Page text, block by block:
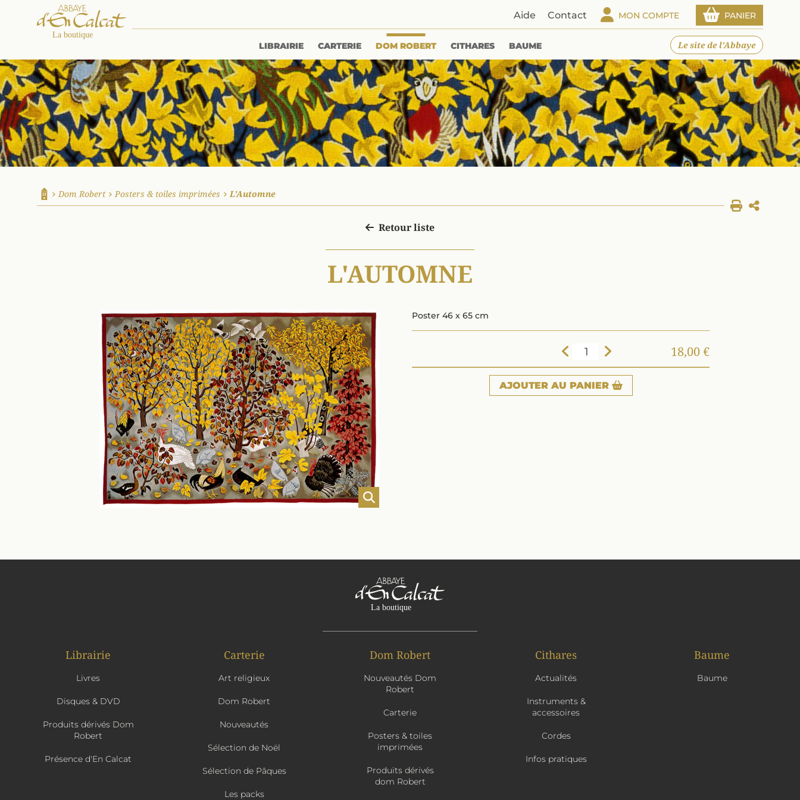
Aide Contact MON COMPTE PANIER
LIBRAIRIE CARTERIE DOM ROBERT CITHARES BAUME Le site de l'Abbaye
Accueil
Dom Robert Posters & toiles imprimées L'Automne
Retour liste
L'AUTOMNE
Poster 46 x 65 cm
18,00 €
AJOUTER AU PANIER
Librairie
Livres
Disques & DVD
Produits dérivés Dom
Robert
Présence d'En Calcat
Carterie
Art religieux
Dom Robert
Nouveautés
Sélection de Noël
Sélection de Pâques
Les packs
Dom Robert
Nouveautés Dom
Robert
Carterie
Posters & toiles
imprimées
Produits dérivés
dom Robert
Cithares
Actualités
Instruments &
accessoires
Cordes
Infos pratiques
Baume
Baume